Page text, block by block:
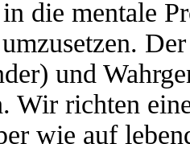
in die mentale
und
Wir richten
wie auf